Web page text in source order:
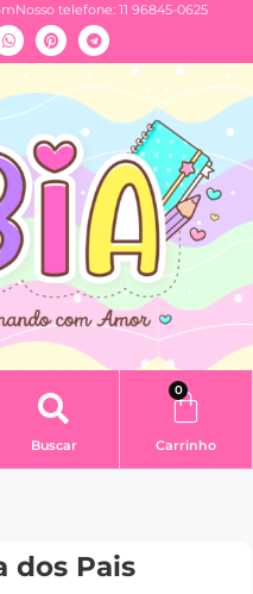
Nosso telefone: 11 96845-0625
Buscar
0
Carrinho
dos Pais